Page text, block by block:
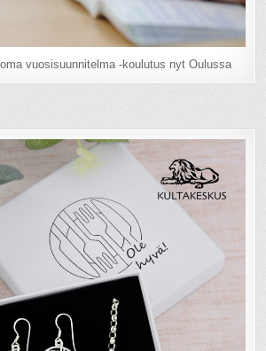
vuosisuunnitelma -koulutus nyt Oulussa